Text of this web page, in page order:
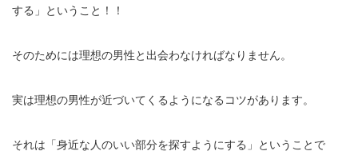
する」ということ！！
そのためには理想の男性と出会わなければなりません。
実は理想の男性が近づいてくるようになるコツがあります。
それは「身近な人のいい部分を探すようにする」ということで